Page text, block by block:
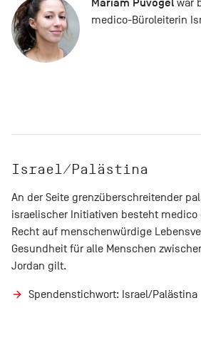
Mariam Puvogel war
medico-Büroleiterin
Israel/Palästina
An der Seite grenzüberschreitender
israelischer Initiativen besteht medico
Recht auf menschenwürdige
Gesundheit für alle Menschen
Jordan gilt.
Spendenstichwort: Israel/Palästina